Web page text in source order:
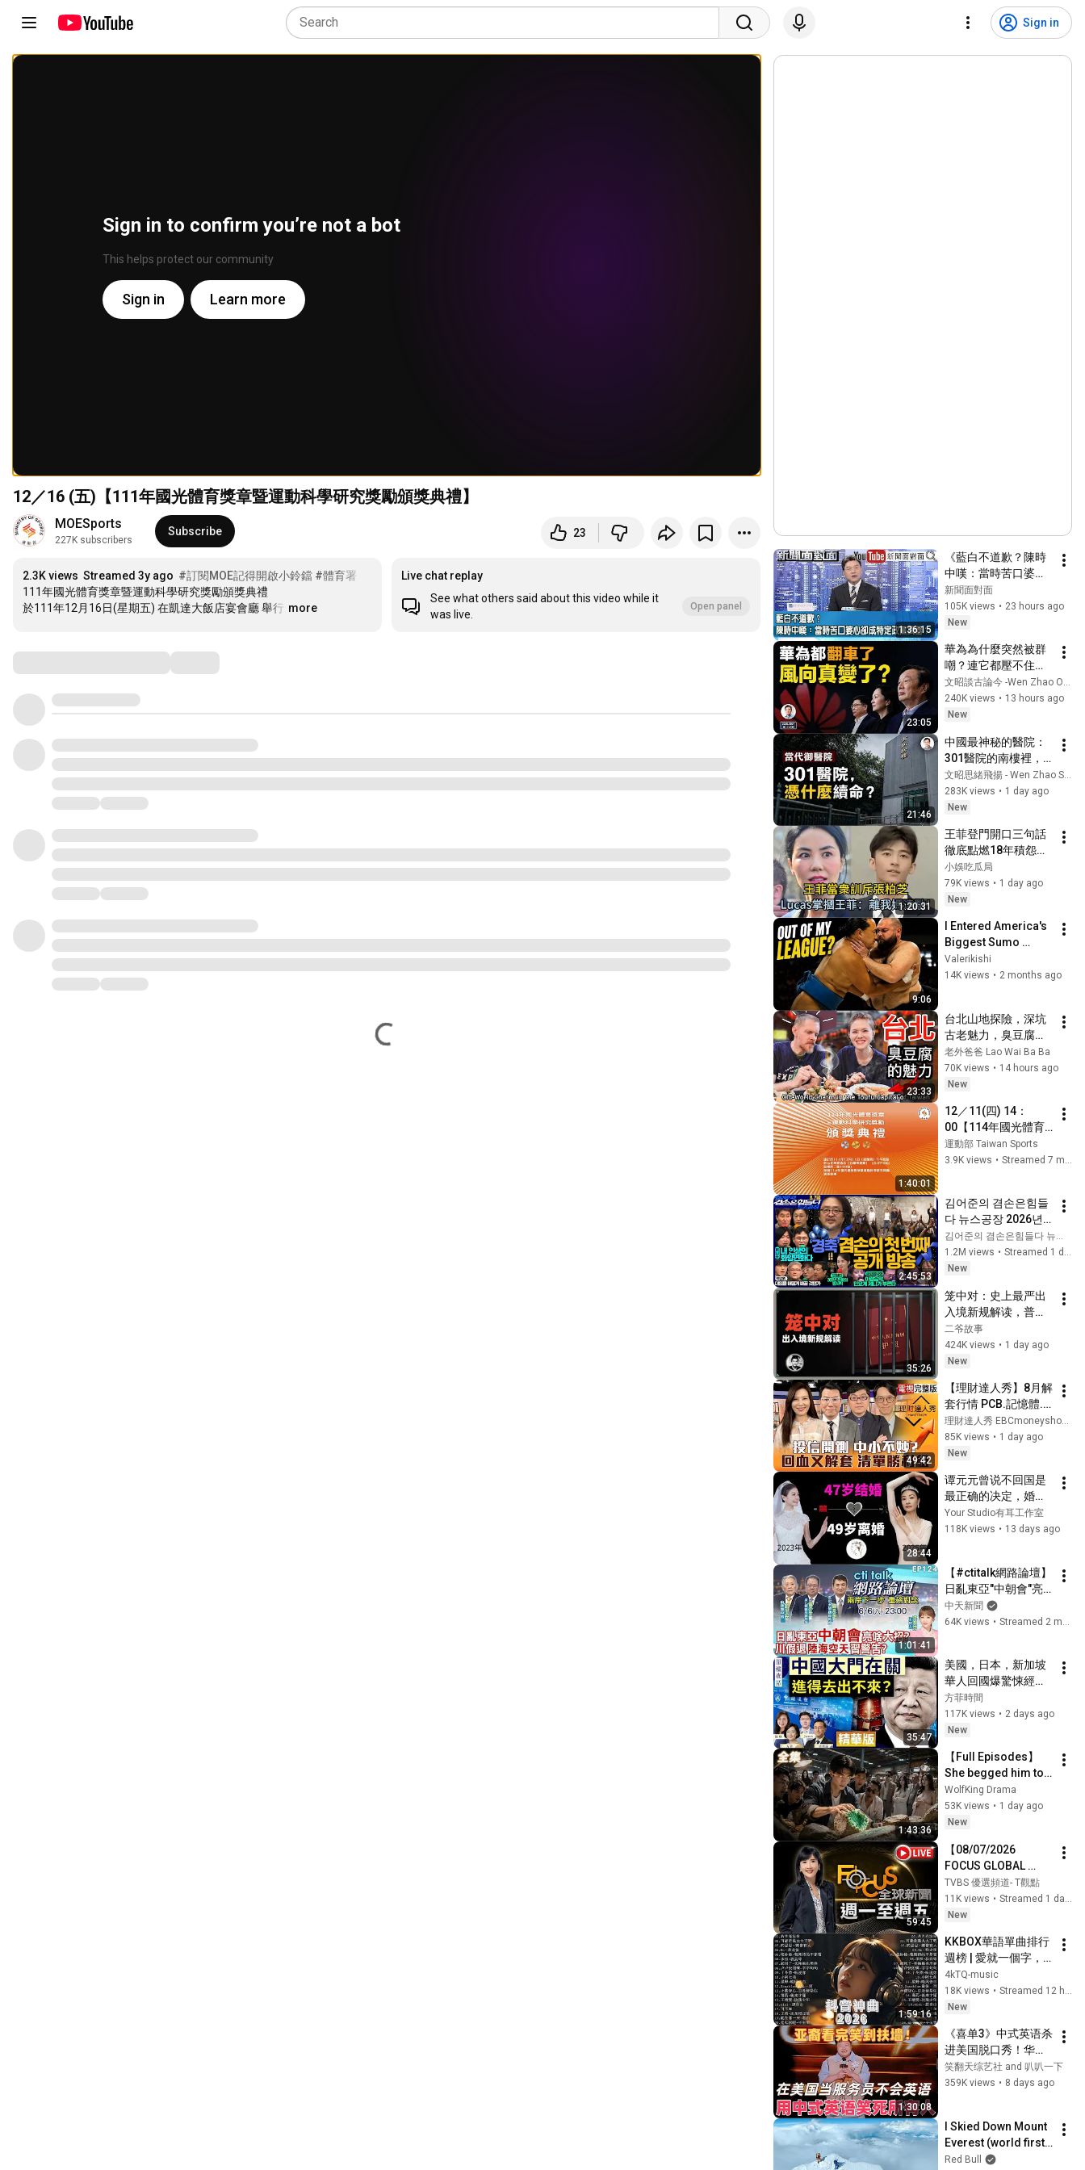
Sign in
Sign in to confirm you’re not a bot
This helps protect our community
Sign in Learn more
12／16 (五)【111年國光體育獎章暨運動科學研究獎勵頒獎典禮】
MOESports
227K subscribers
Subscribe 23
2.3K views Streamed 3y ago #訂閱MOE記得開啟小鈴鐺​​​​​ #體育署​
111年國光體育獎章暨運動科學研究獎勵頒獎典禮
於111年12月16日(星期五) 在凱達大飯店宴會廳 舉行 …
more
Live chat replay
See what others said about this video while it
was live.
Open panel
1:36:15
《藍白不道歉？陳時
中嘆：當時苦口婆心
卻成特定政黨武
器？》【新聞面對
面】2026.08.07
新聞面對面
105K views • 23 hours ago
New
23:05
華為為什麼突然被群
嘲？連它都壓不住
了，中國正在發生什
麼（文昭談古論今
1737期）
文昭談古論今 -Wen Zhao Official
240K views • 13 hours ago
New
21:46
中國最神秘的醫院：
301醫院的南樓裡，
權力如何獲得另一套
生命規則？【文昭思
緒飛揚563】
文昭思緒飛揚 - Wen Zhao Studio
283K views • 1 day ago
New
1:20:31
王菲登門開口三句話
徹底點燃18年積怨！
Lucas當面掌摑天
後，狄波拉冷淡下逐
客令：「我們謝家打
#謝霆鋒 #張柏芝
#Lucas #謝振軒
小娛吃瓜局
79K views • 1 day ago
New
9:06
I Entered America's
Biggest Sumo
Tournament as a
Beginner
Valerikishi
14K views • 2 months ago
23:33
台北山地探險，深坑
古老魅力，臭豆腐，
古玩+糖果！Explore
Taipei trails, ancient
Shengkeng, stinky
&candy
老外爸爸 Lao Wai Ba Ba
70K views • 14 hours ago
New
1:40:01
12／11(四) 14：
00【114年國光體育
獎章暨運動科學研究
獎勵頒獎典禮】
運動部 Taiwan Sports
3.9K views • Streamed 7 months ago
2:45:53
김어준의 겸손은힘들
다 뉴스공장 2026년 8
월 7일 금요일 [김희교
X박구용X박태웅X이
진경, 홍사훈X주진우
밀희, 스포츠공장, 금
요음악회(마지카)]
김어준의 겸손은힘들다 뉴스공장
1.2M views •
Streamed 1 day ago
New
35:26
笼中对：史上最严出
入境新规解读，普通
人还有出国的机会
吗？
二爷故事
424K views • 1 day ago
New
49:42
【理財達人秀】8月解
套行情 PCB.記憶體.
散熱雙招留強！多晶
矽關稅+禁令 矽晶
圓.CPO得利？4萬5先
膽？｜李兆華、鍾國
忠、黃豐凱、翁士峻
2026.08.07【電視完
整版】
理財達人秀 EBCmoneyshow
85K views • 1 day ago
New
28:44
谭元元曾说不回国是
最正确的决定，婚后
毅然回国，但2年后离
婚，如今50岁还好
抱希望。
Your Studio有耳工作室
118K views • 13 days ago
1:01:41
【#ctitalk網路論壇】
日亂東亞"中朝會"亮
啥大招?川假退"陸海
空天"習警告?重磅對
中天新聞
64K views •
35:47
美國，日本，新加坡
華人回國爆驚悚經
歷！ 中共出入境新規
已經開始實行？【圍
爐夜話精華版】唐靖
方菲時間
117K views • 2 days ago
New
1:43:36
【Full Episodes】
She begged him to
stay, but he walked
out. Now she's the
one he can't have.
WolfKing Drama
53K views • 1 day ago
New
59:45
【08/07/2026
FOCUS GLOBAL
NEWS LIVE】 | Fang
Nien-hua | FOCUS
GLOBAL NEWS LIVE
TVBS 優選頻道- T觀點
11K views •
New
1:59:16
KKBOX華語單曲排行
週榜 | 愛就一個字，
總會有人，花海，最
偉大的作品，如果可
以 孤勇者，Letting
王嘉尔、Eric 周興
哲、林俊傑 JJ
Lin,G.E.M.鄧紫棋
4kTQ-music
18K views •
Streamed 12 hours ago
New
1:30:08
《喜单3》中式英语杀
进美国脱口秀！华裔
服务员不会英语，靠
口音把全场笑疯了！
#funny #综艺
笑翻天综艺社 and 叭叭一下
359K views • 8 days ago
I Skied Down Mount
Everest (world first,
no oxygen)
Red Bull